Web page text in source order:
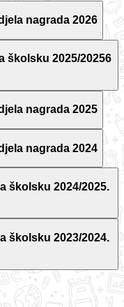
nagrada 2026
školsku 2025/20256
nagrada 2025
nagrada 2024
školsku 2024/2025.
školsku 2023/2024.